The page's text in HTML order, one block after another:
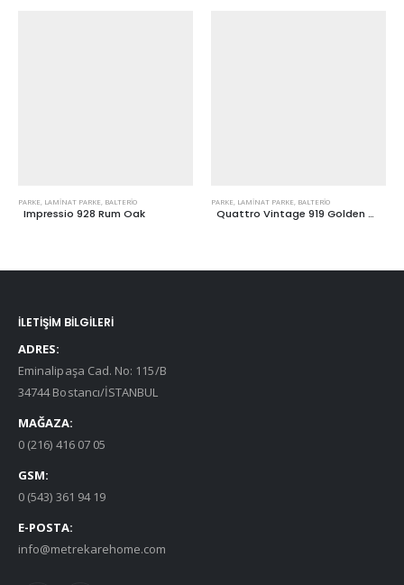
PARKE, LAMINAT PARKE, BALTERIO
Impressio 928 Rum Oak
PARKE, LAMINAT PARKE, BALTERIO
Quattro Vintage 919 Golden Chestnut
İLETİŞİM BİLGİLERİ
ADRES:
Eminalipaşa Cad. No: 115/B
34744 Bostancı/İSTANBUL
MAĞAZA:
0 (216) 416 07 05
GSM:
0 (543) 361 94 19
E-POSTA:
info@metrekarehome.com